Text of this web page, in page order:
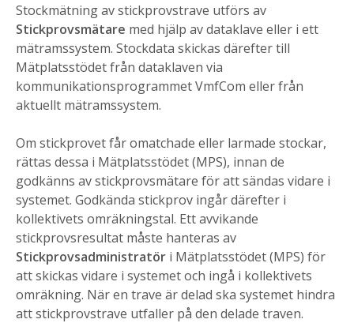
Stockmätning av stickprovstrave utförs av
Stickprovsmätare med hjälp av dataklave eller i ett
mätramssystem. Stockdata skickas därefter till
Mätplatsstödet från dataklaven via
kommunikationsprogrammet VmfCom eller från
aktuellt mätramssystem.
Om stickprovet får omatchade eller larmade stockar,
rättas dessa i Mätplatsstödet (MPS), innan de
godkänns av stickprovsmätare för att sändas vidare i
systemet. Godkända stickprov ingår därefter i
kollektivets omräkningstal. Ett avvikande
stickprovsresultat måste hanteras av
Stickprovsadministratör i Mätplatsstödet (MPS) för
att skickas vidare i systemet och ingå i kollektivets
omräkning. När en trave är delad ska systemet hindra
att stickprovstrave utfaller på den delade traven.